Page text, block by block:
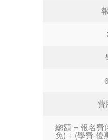
費
總額 = 報名費
免) + (學費-優